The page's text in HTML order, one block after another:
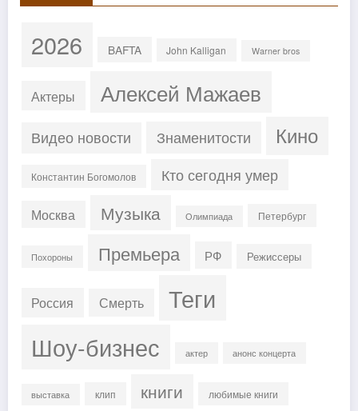
2026 BAFTA John Kalligan Warner bros
Актеры Алексей Мажаев
Видео новости Знаменитости Кино
Константин Богомолов Кто сегодня умер
Москва Музыка Олимпиада Петербург
Похороны Премьера РФ Режиссеры
Россия Смерть Теги
Шоу-бизнес актер анонс концерта
выставка клип книги любимые книги